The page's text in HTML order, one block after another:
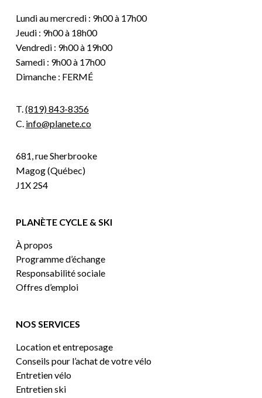
Lundi au mercredi : 9h00 à 17h00
Jeudi : 9h00 à 18h00
Vendredi : 9h00 à 19h00
Samedi : 9h00 à 17h00
Dimanche : FERMÉ
T.(819) 843-8356
C. info@planete.co
681, rue Sherbrooke
Magog (Québec)
J1X 2S4
PLANÈTE CYCLE & SKI
À propos
Programme d’échange
Responsabilité sociale
Offres d’emploi
NOS SERVICES
Location et entreposage
Conseils pour l’achat de votre vélo
Entretien vélo
Entretien ski